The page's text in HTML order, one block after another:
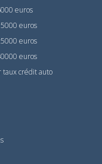
euros
euros
euros
euros
taux crédit auto